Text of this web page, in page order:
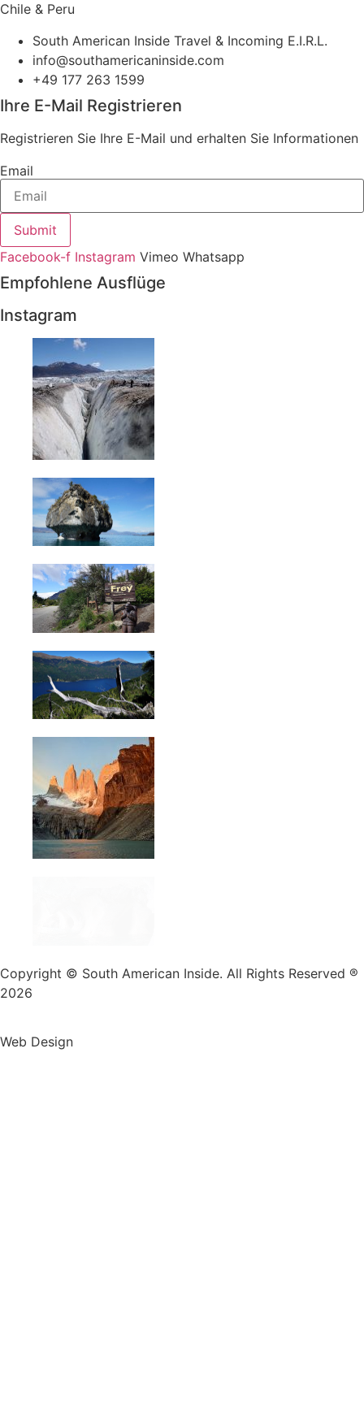
Chile & Peru
South American Inside Travel & Incoming E.I.R.L.
info@southamericaninside.com
+49 177 263 1599
Ihre E-Mail Registrieren
Registrieren Sie Ihre E-Mail und erhalten Sie Informationen
Email
Submit
Facebook-f Instagram Vimeo Whatsapp
Empfohlene Ausflüge
Instagram
Copyright © South American Inside. All Rights Reserved ®
2026